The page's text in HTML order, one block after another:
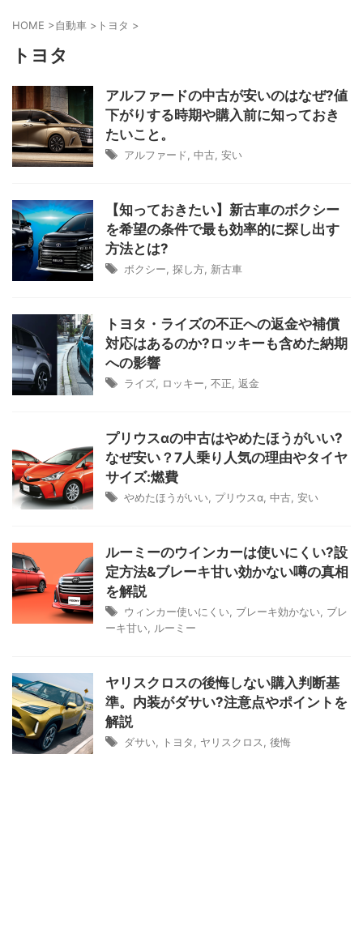
HOME >自動車 > トヨタ >
トヨタ
アルファードの中古が安いのはなぜ?値
下がりする時期や購入前に知っておき
たいこと。
アルファード 中古 安い
【知っておきたい】新古車のボクシー
を希望の条件で最も効率的に探し出す
方法とは?
ボクシー 探し方 新古車
トヨタ・ライズの不正への返金や補償
対応はあるのか?ロッキーも含めた納期
への影響
ライズ ロッキー 不正 返金
プリウスαの中古はやめたほうがいい?
なぜ安い？7人乗り人気の理由やタイヤ
サイズ:燃費
やめたほうがいい プリウスα 中古 安い
ルーミーのウインカーは使いにくい?設
定方法&ブレーキ甘い効かない噂の真相
を解説
ウィンカー使いにくい ブレーキ効かない ブレ
ーキ甘い
ルーミー
ヤリスクロスの後悔しない購入判断基
準。内装がダサい?注意点やポイントを
解説
ダサい トヨタ ヤリスクロス 後悔